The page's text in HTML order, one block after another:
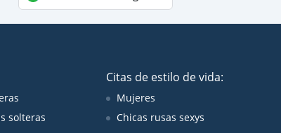
solteras
Citas de estilo de vida:
Mujeres
Chicas rusas sexys